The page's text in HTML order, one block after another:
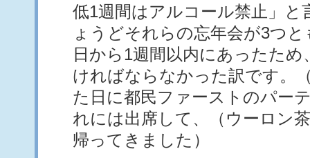
低1週間はアルコール禁止」と
ょうどそれらの忘年会が3つ
日から1週間以内にあったた
ければならなかった訳です。
た日に都民ファーストのパー
れには出席して、（ウーロン
帰ってきました）